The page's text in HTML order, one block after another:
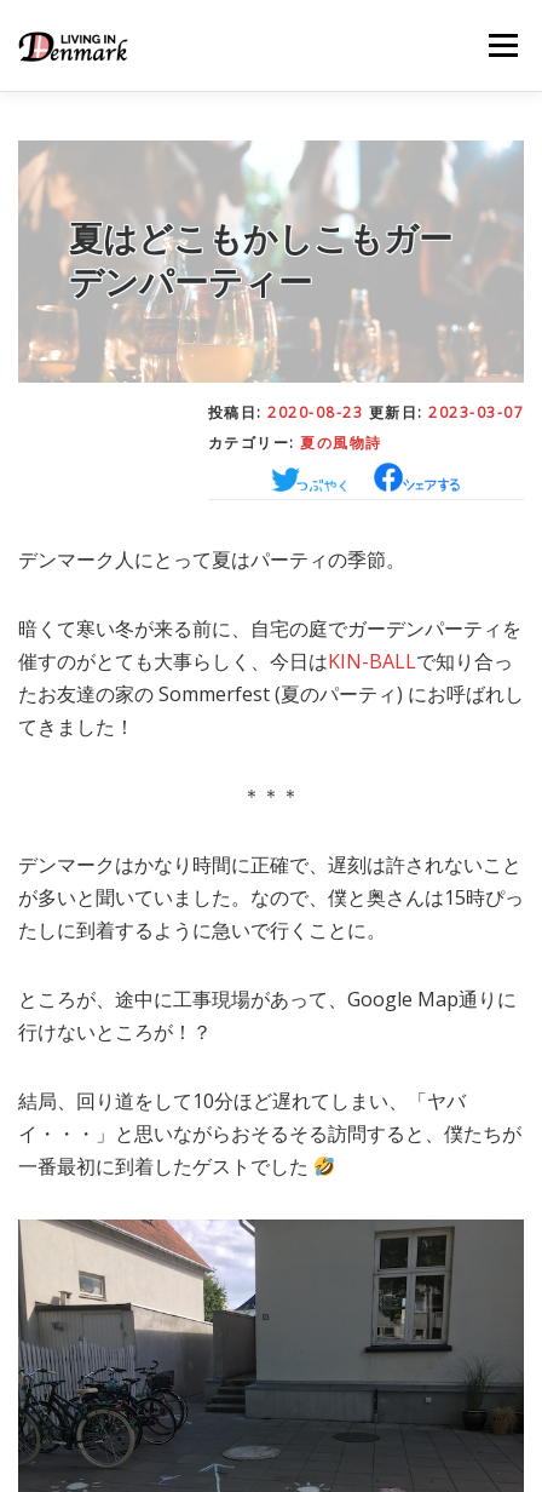
メニュー
LIFE TIPS – 生活便利帳 FOOD – ごはん事情
STUDY– 留学関連情報
WORK– デンマークの働き方
– 日本人の考察
MEDIA– メディア掲載 TRAVEL– 旅行
EVERYDAY– 日常ブログ
夏はどこもかしこもガー
デンパーティー
投稿日: 2020-08-23 更新日: 2023-03-07
カテゴリー: 夏の風物詩
デンマーク人にとって夏はパーティの季節。
暗くて寒い冬が来る前に、自宅の庭でガーデンパーティを
催すのがとても大事らしく、今日はKIN-BALLで知り合っ
たお友達の家の Sommerfest (夏のパーティ) にお呼ばれし
てきました！
＊＊＊
デンマークはかなり時間に正確で、遅刻は許されないこと
が多いと聞いていました。なので、僕と奥さんは15時ぴっ
たしに到着するように急いで行くことに。
ところが、途中に工事現場があって、Google Map通りに
行けないところが！？
結局、回り道をして10分ほど遅れてしまい、「ヤバ
イ・・・」と思いながらおそるそる訪問すると、僕たちが
一番最初に到着したゲストでした